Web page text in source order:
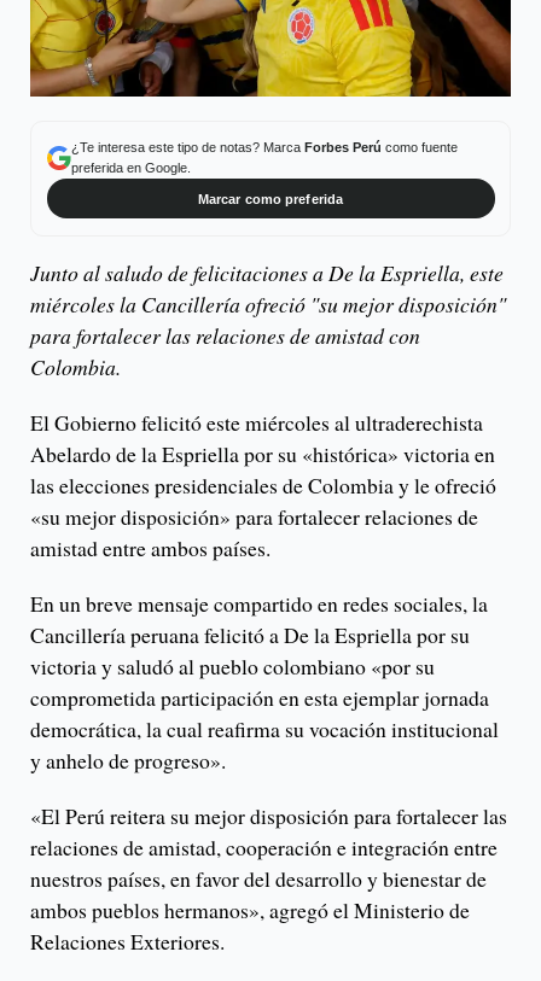
¿Te interesa este tipo de notas? Marca Forbes Perú como fuente
preferida en Google.
Marcar como preferida
Junto al saludo de felicitaciones a De la Espriella, este
miércoles la Cancillería ofreció "su mejor disposición"
para fortalecer las relaciones de amistad con
Colombia.
El Gobierno felicitó este miércoles al ultraderechista
Abelardo de la Espriella por su «histórica» victoria en
las elecciones presidenciales de Colombia y le ofreció
«su mejor disposición» para fortalecer relaciones de
amistad entre ambos países.
En un breve mensaje compartido en redes sociales, la
Cancillería peruana felicitó a De la Espriella por su
victoria y saludó al pueblo colombiano «por su
comprometida participación en esta ejemplar jornada
democrática, la cual reafirma su vocación institucional
y anhelo de progreso».
«El Perú reitera su mejor disposición para fortalecer las
relaciones de amistad, cooperación e integración entre
nuestros países, en favor del desarrollo y bienestar de
ambos pueblos hermanos», agregó el Ministerio de
Relaciones Exteriores.